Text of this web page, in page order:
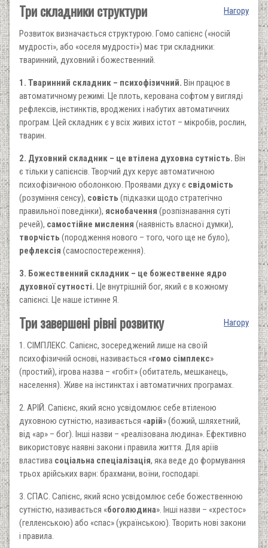
Нагору
Три складники структури
Розвиток визначається структурою. Гомо сапієнс («носій
мудрості», або «оселя мудрості») має три складники:
тваринний, духовний і божественний.
1. Тваринний складник – психофізичний. Він працює в
автоматичному режимі. Це плоть, керована софтом у вигляді
рефлексів, інстинктів, вроджених і набутих автоматичних
програм. Цей складник є у всіх живих істот – мікробів, рослин,
тварин.
2. Духовний складник – це втілена духовна сутність. Він
є тільки у сапієнсів. Творчий дух керує автоматичною
психофізичною оболонкою. Проявами духу є свідомість
(розуміння сенсу), совість (підказки щодо стратегічно
правильної поведінки), яснобачення (розпізнавання суті
речей), самостійне мислення (наявність власної думки),
творчість (породження нового – того, чого ще не було),
рефлексія (самоспостереження).
3. Божественний складник – це божественне ядро
духовної сутності. Це внутрішній бог, який є в кожному
сапієнсі. Це наше істинне Я.
Нагору
Три завершені рівні розвитку
1. СІМПЛЕКС. Сапієнс, зосереджений лише на своїй
психофізичній основі, називається «гомо сімплекс»
(простий), ігрова назва – «гобіт» (обитатель, мешканець,
населення). Живе на інстинктах і автоматичних програмах.
2. АРІЙ. Сапієнс, який ясно усвідомлює себе втіленою
духовною сутністю, називається «арій» (божий, шляхетний,
від «ар» – бог). Інші назви – «реалізована людина». Ефективно
використовує наявні закони і правила життя. Для аріїв
властива соціальна спеціалізація, яка веде до формування
трьох арійських варн: брахмани, воїни, господарі.
3. СПАС. Сапієнс, який ясно усвідомлює себе божественною
сутністю, називається «боголюдина». Інші назви – «хрестос»
(гелленською) або «спас» (українською). Творить нові закони
і правила.